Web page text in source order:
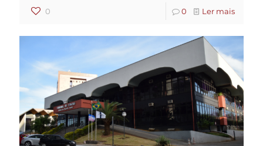
0 0 Ler mais